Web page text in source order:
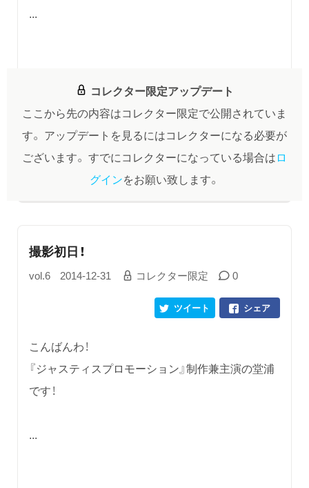
...
コレクター限定アップデート
ここから先の内容はコレクター限定で公開されていま
す。 アップデートを見るにはコレクターになる必要が
ございます。 すでにコレクターになっている場合はロ
グインをお願い致します。
撮影初日！
vol.6 2014-12-31 コレクター限定 0
シェア
ツイート
こんばんわ！
『ジャスティスプロモーション』制作兼主演の堂浦
です！
...